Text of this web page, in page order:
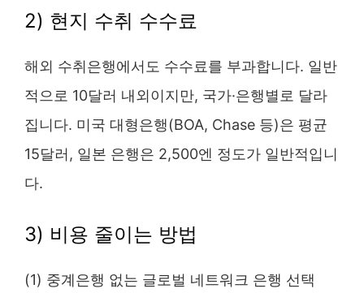
2) 현지 수취 수수료
해외 수취은행에서도 수수료를 부과합니다. 일반
적으로 10달러 내외이지만, 국가·은행별로 달라
집니다. 미국 대형은행(BOA, Chase 등)은 평균
15달러, 일본 은행은 2,500엔 정도가 일반적입니
다.
3) 비용 줄이는 방법
(1) 중계은행 없는 글로벌 네트워크 은행 선택